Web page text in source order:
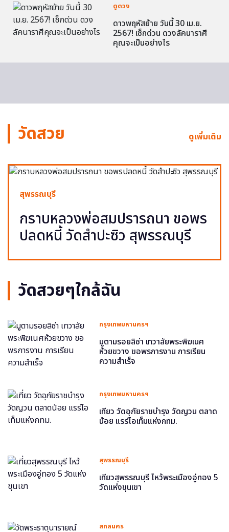
ดูดวง
ดาวพฤหัสย้าย วันนี้ 30 เม.ย.
2567! เช็กด่วน ดวงลัคนาราศี
คุณจะเป็นอย่างไร
วัดสวย ดูเพิ่มเติม
สุพรรณบุรี
กราบหลวงพ่อสมปรารถนา ขอพร
ปลดหนี้ วัดสำปะซิว สุพรรณบุรี
วัดสวยๆใกล้ฉัน
กรุงเทพมหานครฯ
มูตามรอยลิซ่า เทวาลัยพระพิฆเนศ
ห้วยขวาง ขอพรการงาน การเรียน
ความสำเร็จ
กรุงเทพมหานครฯ
เที่ยว วัดอุภัยราชบำรุง วัดญวน ตลาด
น้อย แรร์ไอเท็มแห่งกทม.
สุพรรณบุรี
เที่ยวสุพรรณบุรี ไหว้พระเมืองอู่ทอง 5
วัดแห่งขุนเขา
สกลนคร